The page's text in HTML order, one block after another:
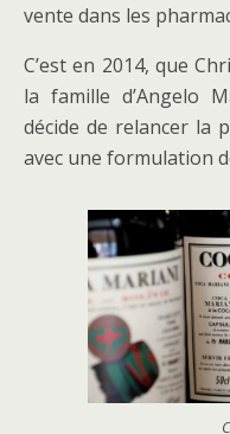
vente dans les
C’est en 2014, que
la famille d’Angelo
décide de relancer la
avec une formulation